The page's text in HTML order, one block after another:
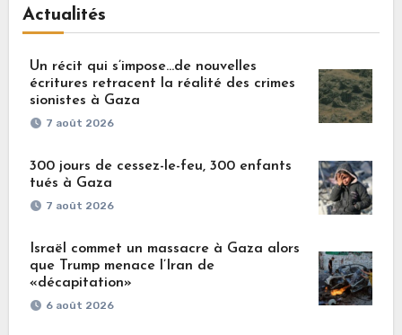
Actualités
Un récit qui s’impose…de nouvelles
écritures retracent la réalité des crimes
sionistes à Gaza
7 août 2026
300 jours de cessez-le-feu, 300 enfants
tués à Gaza
7 août 2026
Israël commet un massacre à Gaza alors
que Trump menace l’Iran de
«décapitation»
6 août 2026